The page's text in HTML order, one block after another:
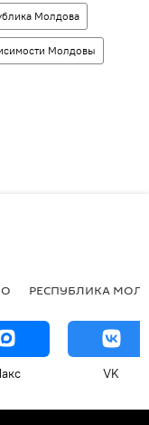
Молдова
Молдовы
РЕСПУБЛИКА
VK